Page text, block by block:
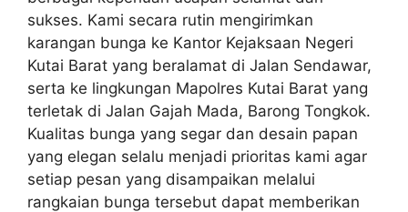
sukses. Kami secara rutin mengirimkan
karangan bunga ke Kantor Kejaksaan Negeri
Kutai Barat yang beralamat di Jalan Sendawar,
serta ke lingkungan Mapolres Kutai Barat yang
terletak di Jalan Gajah Mada, Barong Tongkok.
Kualitas bunga yang segar dan desain papan
yang elegan selalu menjadi prioritas kami agar
setiap pesan yang disampaikan melalui
rangkaian bunga tersebut dapat memberikan